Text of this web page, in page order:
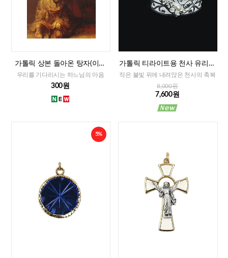
가톨릭 상본 돌아온 탕자(이태
리)
우리를 기다리시는 하느님의 마음
300원
가톨릭 티라이트용 천사 유리홀
더
작은 불빛 위에 내려앉은 천사의 축복
8,000원
7,600원
5%